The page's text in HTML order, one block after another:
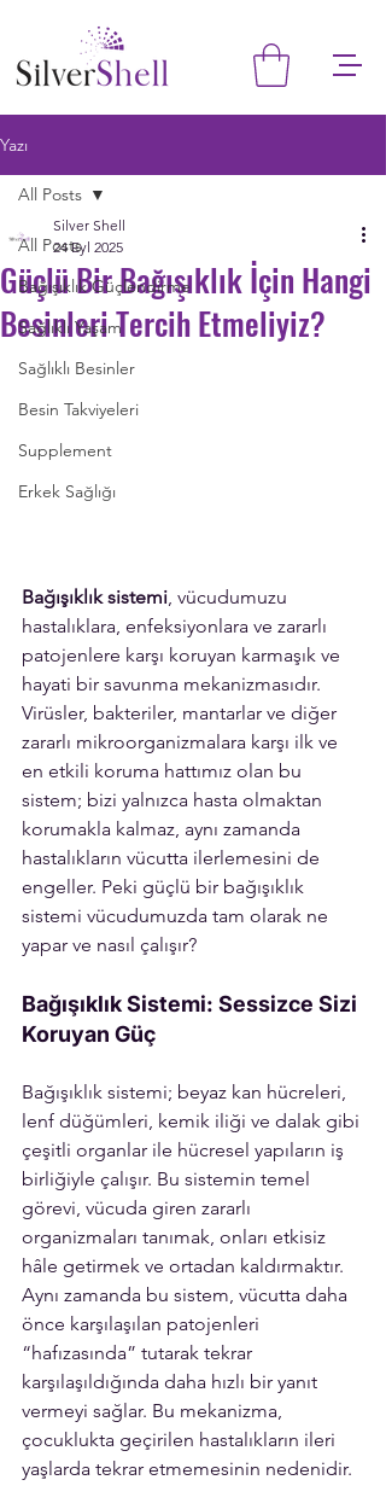
Yazı
All Posts
Bağışıklık Güçlendirme
Sağlıklı Yaşam
Sağlıklı Besinler
Besin Takviyeleri
Supplement
Erkek Sağlığı
All Posts
Güçlü Bir Bağışıklık İçin Hangi
Besinleri Tercih Etmeliyiz?
Silver Shell
24 Eyl 2025
Bağışıklık sistemi, vücudumuzu
hastalıklara, enfeksiyonlara ve zararlı
patojenlere karşı koruyan karmaşık ve
hayati bir savunma mekanizmasıdır.
Virüsler, bakteriler, mantarlar ve diğer
zararlı mikroorganizmalara karşı ilk ve
en etkili koruma hattımız olan bu
sistem; bizi yalnızca hasta olmaktan
korumakla kalmaz, aynı zamanda
hastalıkların vücutta ilerlemesini de
engeller. Peki güçlü bir bağışıklık
sistemi vücudumuzda tam olarak ne
yapar ve nasıl çalışır?
Bağışıklık Sistemi: Sessizce Sizi
Koruyan Güç
Bağışıklık sistemi; beyaz kan hücreleri,
lenf düğümleri, kemik iliği ve dalak gibi
çeşitli organlar ile hücresel yapıların iş
birliğiyle çalışır. Bu sistemin temel
görevi, vücuda giren zararlı
organizmaları tanımak, onları etkisiz
hâle getirmek ve ortadan kaldırmaktır.
Aynı zamanda bu sistem, vücutta daha
önce karşılaşılan patojenleri
“hafızasında” tutarak tekrar
karşılaşıldığında daha hızlı bir yanıt
vermeyi sağlar. Bu mekanizma,
çocuklukta geçirilen hastalıkların ileri
yaşlarda tekrar etmemesinin nedenidir.